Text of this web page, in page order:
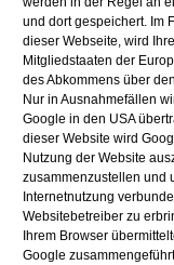
und dort gespeichert. Im
dieser Webseite, wird
Mitgliedstaaten der
des Abkommens über
Nur in Ausnahmefällen
Google in den USA
dieser Website wird
Nutzung der Website
zusammenzustellen und
Internetnutzung
Websitebetreiber zu
Ihrem Browser
Google